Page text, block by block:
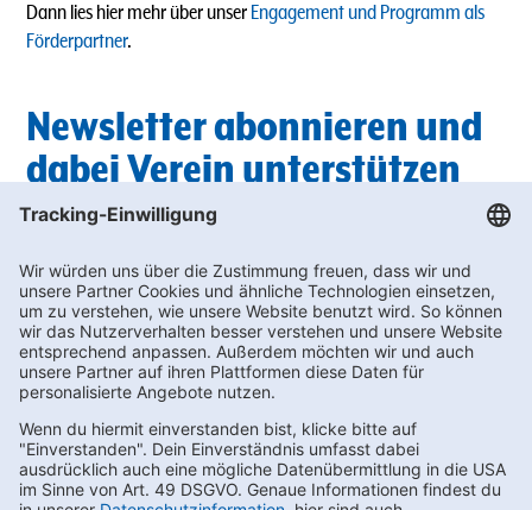
Dann lies hier mehr über unser Engagement und Programm als
Förderpartner.
Newsletter abonnieren und
dabei Verein unterstützen
Vereinsfeier? In unserem Newsletter findest du regelmäßig die
neuestenAngebote, bei denen du wertvolle Bonus-punkte für die
Vereinswelt sammeln kannst.
Unterstütze deinen Sportverein und melde dich hier zum
Newsletter an!